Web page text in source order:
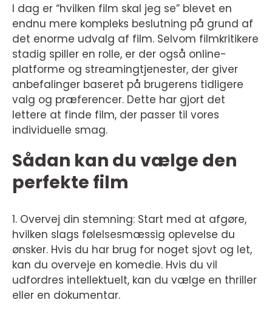
I dag er “hvilken film skal jeg se” blevet en
endnu mere kompleks beslutning på grund af
det enorme udvalg af film. Selvom filmkritikere
stadig spiller en rolle, er der også online-
platforme og streamingtjenester, der giver
anbefalinger baseret på brugerens tidligere
valg og præferencer. Dette har gjort det
lettere at finde film, der passer til vores
individuelle smag.
Sådan kan du vælge den
perfekte film
1. Overvej din stemning: Start med at afgøre,
hvilken slags følelsesmæssig oplevelse du
ønsker. Hvis du har brug for noget sjovt og let,
kan du overveje en komedie. Hvis du vil
udfordres intellektuelt, kan du vælge en thriller
eller en dokumentar.